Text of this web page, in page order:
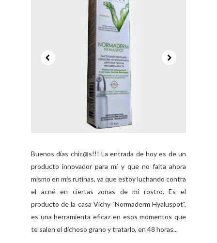
Buenos días chic@s!!! La entrada de hoy es de un
producto innovador para mí y que no falta ahora
mismo en mis rutinas, ya que estoy luchando contra
el acné en ciertas zonas de mi rostro. Es el
producto de la casa Vichy "Normaderm Hyaluspot",
es una herramienta eficaz en esos momentos que
te salen el dichoso grano y tratarlo, en 48 horas...